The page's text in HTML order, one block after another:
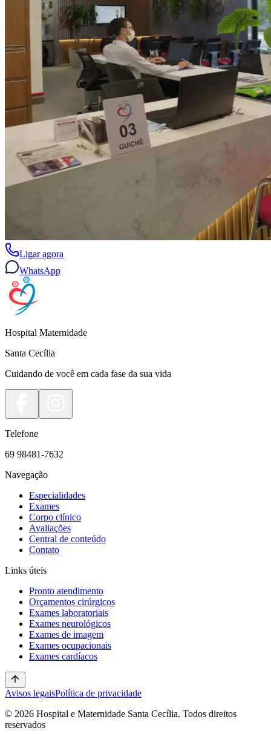
Ligar agora
WhatsApp
Hospital Maternidade
Santa Cecília
Cuidando de você em cada fase da sua vida
Telefone
69 98481-7632
Navegação
Especialidades
Exames
Corpo clínico
Avaliações
Central de conteúdo
Contato
Links úteis
Pronto atendimento
Orçamentos cirúrgicos
Exames laboratoriais
Exames neurológicos
Exames de imagem
Exames ocupacionais
Exames cardíacos
Avisos legaisPolítica de privacidade
© 2026 Hospital e Maternidade Santa Cecília. Todos direitos
reservados